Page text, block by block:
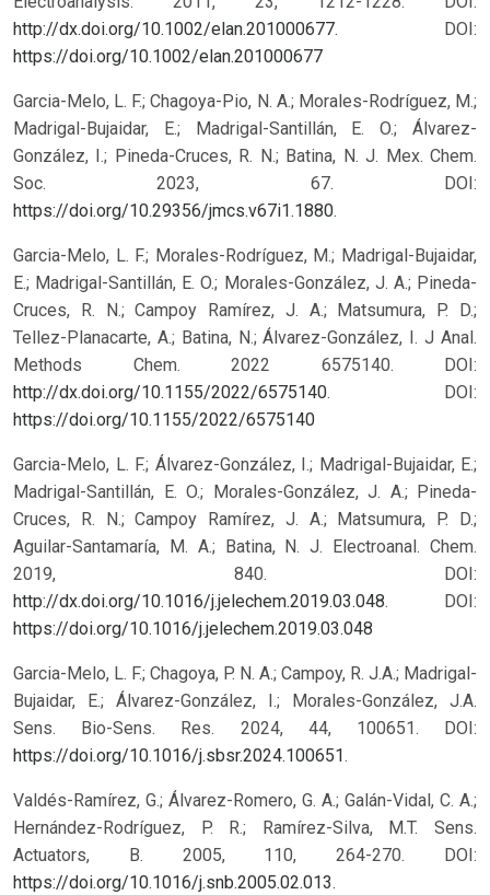
http://dx.doi.org/10.1002/elan.201000677.
DOI:
https://doi.org/10.1002/elan.201000677
Garcia-Melo, L. F.; Chagoya-Pio, N. A.; Morales-Rodríguez, M.;
Madrigal-Bujaidar, E.; Madrigal-Santillán, E. O.; Álvarez-
González, I.; Pineda-Cruces, R. N.; Batina, N. J. Mex. Chem.
Soc. 2023, 67. DOI:
https://doi.org/10.29356/jmcs.v67i1.1880.
Garcia-Melo, L. F.; Morales-Rodríguez, M.; Madrigal-Bujaidar,
E.; Madrigal-Santillán, E. O.; Morales-González, J. A.; Pineda-
Cruces, R. N.; Campoy Ramírez, J. A.; Matsumura, P. D.;
Tellez-Planacarte, A.; Batina, N.; Álvarez-González, I. J Anal.
Methods Chem. 2022 6575140. DOI:
http://dx.doi.org/10.1155/2022/6575140.
DOI:
https://doi.org/10.1155/2022/6575140
Garcia-Melo, L. F.; Álvarez-González, I.; Madrigal-Bujaidar, E.;
Madrigal-Santillán, E. O.; Morales-González, J. A.; Pineda-
Cruces, R. N.; Campoy Ramírez, J. A.; Matsumura, P. D.;
Aguilar-Santamaría, M. A.; Batina, N. J. Electroanal. Chem.
2019, 840. DOI:
http://dx.doi.org/10.1016/j.jelechem.2019.03.048.
DOI:
https://doi.org/10.1016/j.jelechem.2019.03.048
Garcia-Melo, L. F.; Chagoya, P. N. A.; Campoy, R. J.A.; Madrigal-
Bujaidar, E.; Álvarez-González, I.; Morales-González, J.A.
Sens. Bio-Sens. Res. 2024, 44, 100651. DOI:
https://doi.org/10.1016/j.sbsr.2024.100651.
Valdés-Ramírez, G.; Álvarez-Romero, G. A.; Galán-Vidal, C. A.;
Hernández-Rodríguez, P. R.; Ramírez-Silva, M.T. Sens.
Actuators, B. 2005, 110, 264-270. DOI:
https://doi.org/10.1016/j.snb.2005.02.013.